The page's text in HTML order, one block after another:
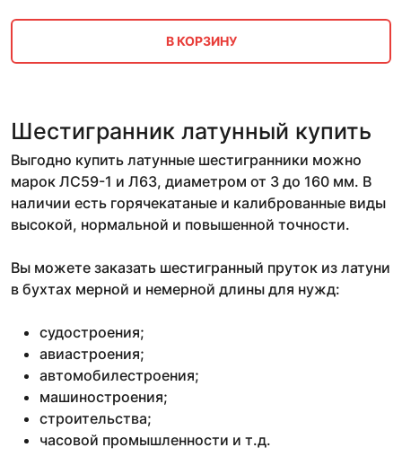
В КОРЗИНУ
Шестигранник латунный купить
Выгодно купить латунные шестигранники можно
марок ЛС59-1 и Л63, диаметром от 3 до 160 мм. В
наличии есть горячекатаные и калиброванные виды
высокой, нормальной и повышенной точности.
Вы можете заказать шестигранный пруток из латуни
в бухтах мерной и немерной длины для нужд:
судостроения;
авиастроения;
автомобилестроения;
машиностроения;
строительства;
часовой промышленности и т.д.